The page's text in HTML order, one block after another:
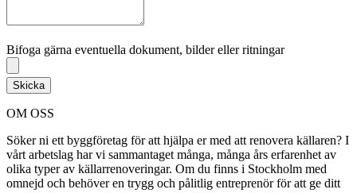
Bifoga gärna eventuella dokument, bilder eller ritningar
Skicka
OM OSS
Söker ni ett byggföretag för att hjälpa er med att renovera källaren? I
vårt arbetslag har vi sammantaget många, många års erfarenhet av
olika typer av källarrenoveringar. Om du finns i Stockholm med
omnejd och behöver en trygg och pålitlig entreprenör för att ge ditt